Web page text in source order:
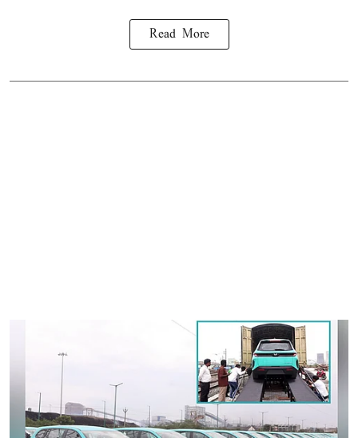
Read More